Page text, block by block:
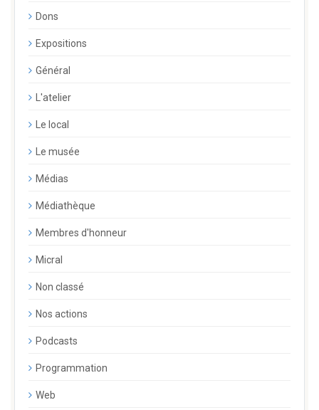
Dons
Expositions
Général
L'atelier
Le local
Le musée
Médias
Médiathèque
Membres d'honneur
Micral
Non classé
Nos actions
Podcasts
Programmation
Web